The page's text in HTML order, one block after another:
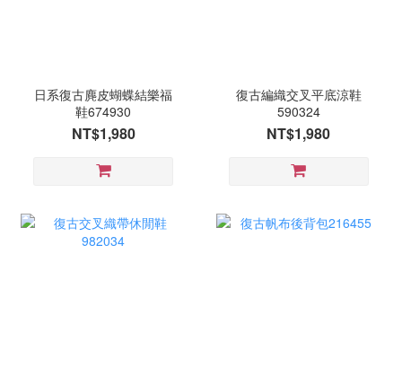
日系復古麂皮蝴蝶結樂福
鞋674930
NT$1,980
復古編織交叉平底涼鞋
590324
NT$1,980